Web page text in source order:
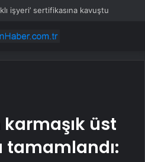
işyeri’ sertifikasına kavuştu
karmaşık üst
tamamlandı: